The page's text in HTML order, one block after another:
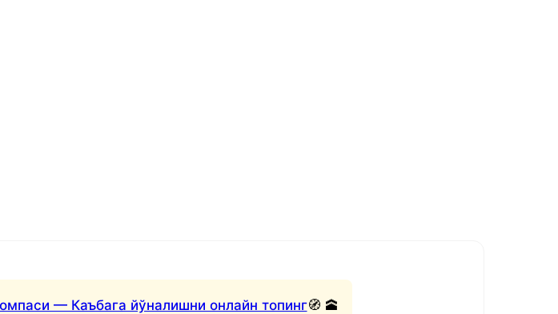
— Каъбага йўналишни онлайн топинг🧭 🕋